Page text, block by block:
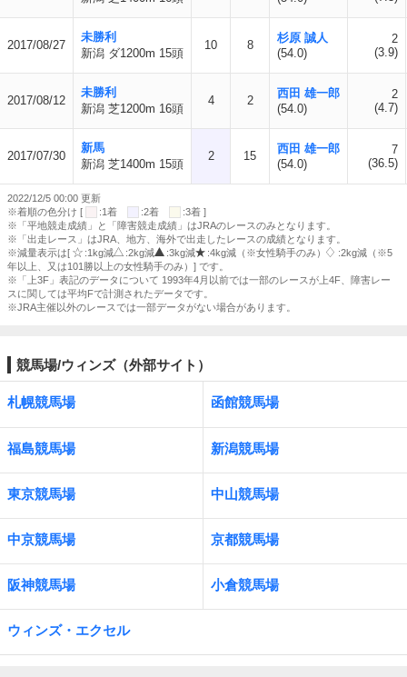
2017/08/27
未勝利
新潟 ダ1200m 15頭
10 8
杉原 誠人
(54.0)
2
(3.9)
2017/08/12
未勝利
新潟 芝1200m 16頭
4 2
西田 雄一郎
(54.0)
2
(4.7)
2017/07/30
新馬
新潟 芝1400m 15頭
2 15
西田 雄一郎
(54.0)
7
(36.5)
2022/12/5 00:00 更新
※着順の色分け [
:1着 :2着
:3着 ]
※「平地競走成績」と「障害競走成績」はJRAのレースのみとなります。
※「出走レース」はJRA、地方、海外で出走したレースの成績となります。
※減量表示は[
:1kg減 :2kg減 :3kg減 :4kg減（※女性騎手のみ）
:2kg減（※5
年以上、又は101勝以上の女性騎手のみ）] です。
※「上3F」表記のデータについて 1993年4月以前では一部のレースが上4F、障害レー
スに関しては平均Fで計測されたデータです。
※JRA主催以外のレースでは一部データがない場合があります。
競馬場/ウィンズ（外部サイト）
札幌競馬場 函館競馬場
福島競馬場 新潟競馬場
東京競馬場 中山競馬場
中京競馬場 京都競馬場
阪神競馬場 小倉競馬場
ウィンズ・エクセル